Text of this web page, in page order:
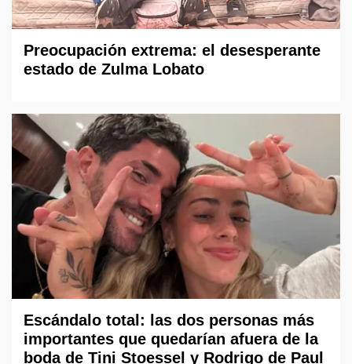
Preocupación extrema: el desesperante
estado de Zulma Lobato
Escándalo total: las dos personas más
importantes que quedarían afuera de la
boda de Tini Stoessel y Rodrigo de Paul